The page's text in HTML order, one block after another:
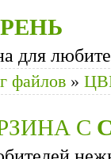
для
файлов »
С